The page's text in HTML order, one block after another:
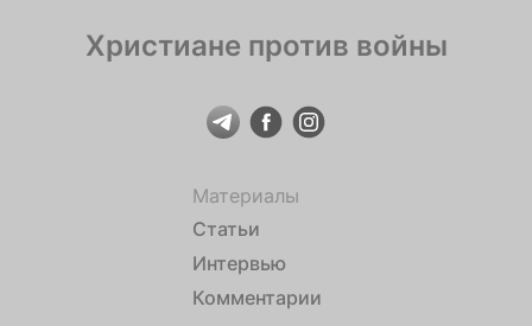
Христиане против войны
Материалы
Статьи
Интервью
Комментарии